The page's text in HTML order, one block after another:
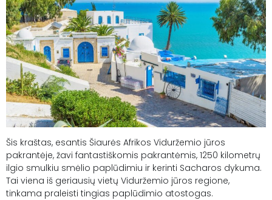
Šis kraštas, esantis Šiaurės Afrikos Viduržemio jūros
pakrantėje, žavi fantastiškomis pakrantėmis, 1250 kilometrų
ilgio smulkiu smėlio paplūdimiu ir kerinti Sacharos dykuma.
Tai viena iš geriausių vietų Viduržemio jūros regione,
tinkama praleisti tingias paplūdimio atostogas.